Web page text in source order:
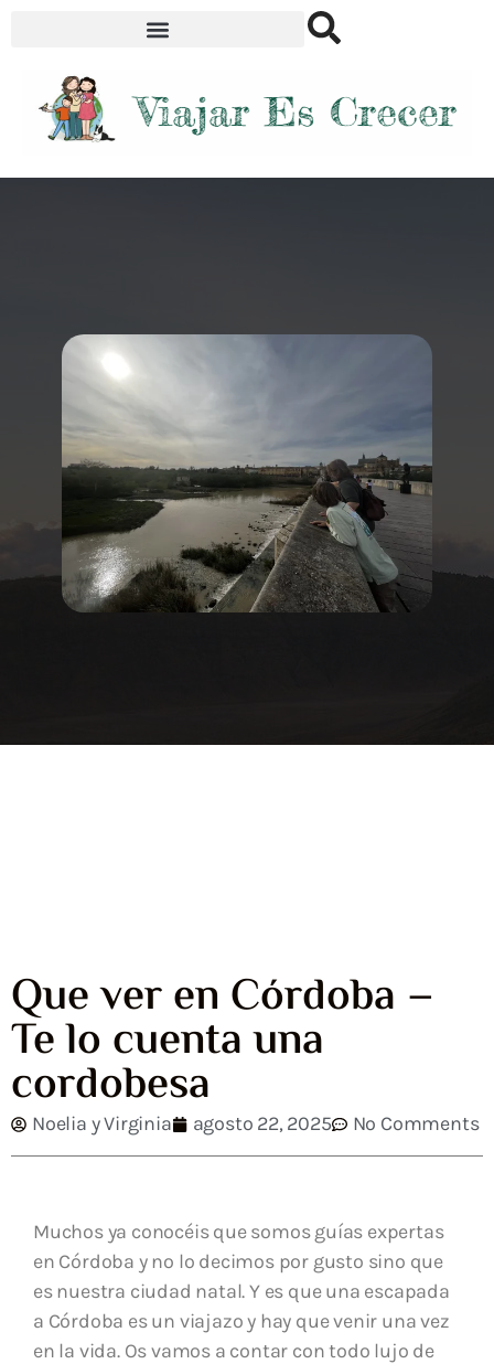
Que ver en Córdoba –
Te lo cuenta una
cordobesa
Noelia y Virginia agosto 22, 2025 No Comments
Muchos ya conocéis que somos guías expertas
en Córdoba y no lo decimos por gusto sino que
es nuestra ciudad natal. Y es que una escapada
a Córdoba es un viajazo y hay que venir una vez
en la vida. Os vamos a contar con todo lujo de